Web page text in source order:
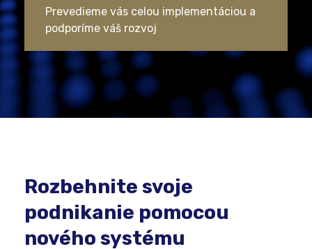
Prevedieme vás celou implementáciou a
podporíme váš rozvoj
Rozbehnite svoje
podnikanie pomocou
nového systému